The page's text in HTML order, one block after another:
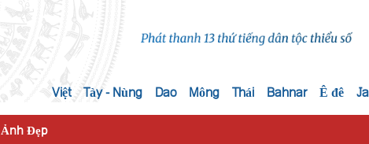
Việt Tày - Nùng Dao Mông Thái Bahnar Ê đê
Ảnh Đẹp